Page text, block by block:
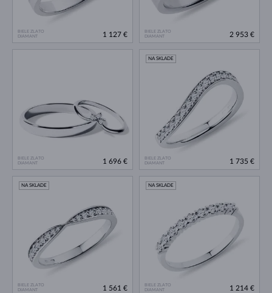
BIELE ZLATO
DIAMANT
1 127 €
BIELE ZLATO
DIAMANT
2 953 €
BIELE ZLATO
DIAMANT
1 696 €
BIELE ZLATO
DIAMANT
NA SKLADE
1 735 €
BIELE ZLATO
DIAMANT
NA SKLADE
1 561 €
BIELE ZLATO
DIAMANT
NA SKLADE
1 214 €